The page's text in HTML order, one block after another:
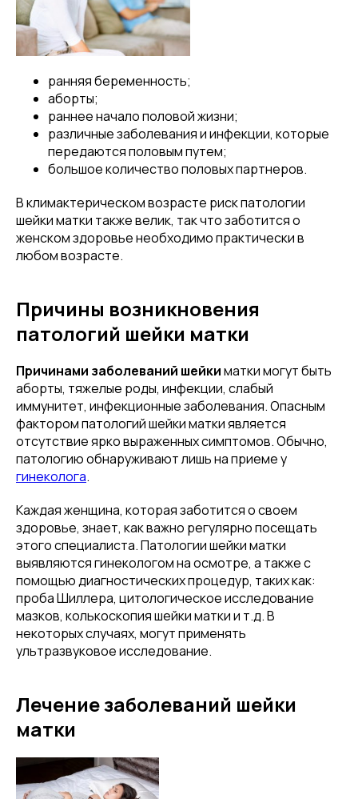
ранняя беременность;
аборты;
раннее начало половой жизни;
различные заболевания и инфекции, которые
передаются половым путем;
большое количество половых партнеров.
В климактерическом возрасте риск патологии
шейки матки также велик, так что заботится о
женском здоровье необходимо практически в
любом возрасте.
Причины возникновения
патологий шейки матки
Причинами заболеваний шейкиматки могут быть
аборты, тяжелые роды, инфекции, слабый
иммунитет, инфекционные заболевания. Опасным
фактором патологий шейки матки является
отсутствие ярко выраженных симптомов. Обычно,
патологию обнаруживают лишь на приеме у
гинеколога.
Каждая женщина, которая заботится о своем
здоровье, знает, как важно регулярно посещать
этого специалиста. Патологии шейки матки
выявляются гинекологом на осмотре, а также с
помощью диагностических процедур, таких как:
проба Шиллера, цитологическое исследование
мазков, колькоскопия шейки матки и т.д. В
некоторых случаях, могут применять
ультразвуковое исследование.
Лечение заболеваний шейки
матки